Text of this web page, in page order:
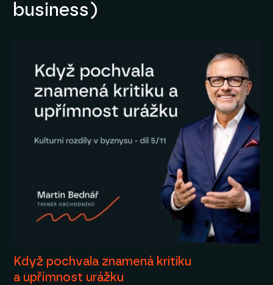
business)
Když pochvala znamená kritiku
a upřímnost urážku